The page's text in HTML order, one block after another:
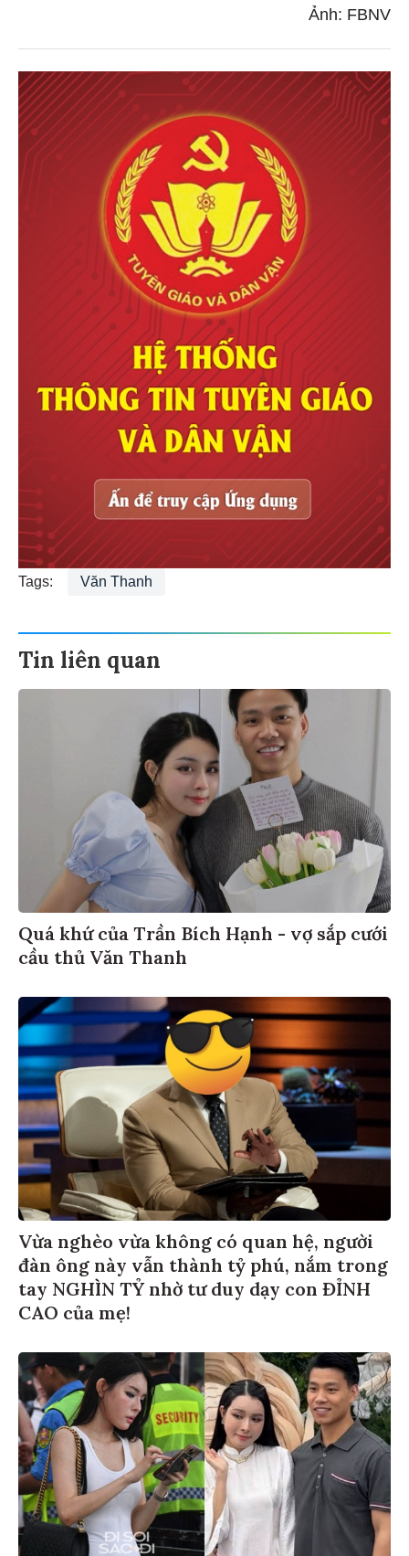
Ảnh: FBNV
Tags: Văn Thanh
Tin liên quan
Quá khứ của Trần Bích Hạnh - vợ sắp cưới
cầu thủ Văn Thanh
Vừa nghèo vừa không có quan hệ, người
đàn ông này vẫn thành tỷ phú, nắm trong
tay NGHÌN TỶ nhờ tư duy dạy con ĐỈNH
CAO của mẹ!